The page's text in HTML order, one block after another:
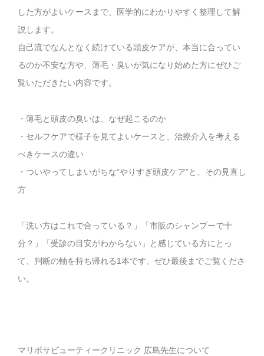
した方がよいケースまで、医学的にわかりやすく整理して解
説します。
自己流でなんとなく続けている頭皮ケアが、本当に合ってい
るのか不安な方や、薄毛・臭いが気になり始めた方にぜひご
覧いただきたい内容です。
・薄毛と頭皮の臭いは、なぜ起こるのか
・セルフケアで様子を見てよいケースと、治療介入を考える
べきケースの違い
・ついやってしまいがちな“やりすぎ頭皮ケア”と、その見直し
方
「洗い方はこれで合っている？」「市販のシャンプーで十
分？」「受診の目安がわからない」と感じている方にとっ
て、判断の軸を持ち帰れる1本です。ぜひ最後までご覧くださ
い。
マリポサビューティークリニック 広島先生について